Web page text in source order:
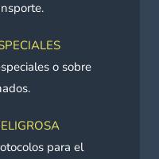
o sobre
para el